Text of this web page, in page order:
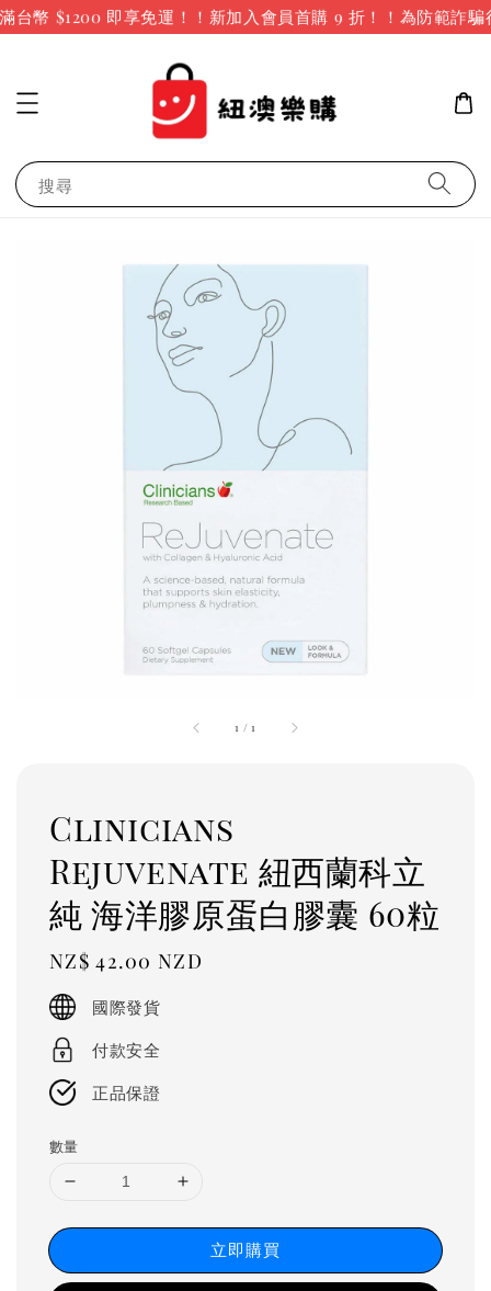
台幣 $1200 即享免運！！新加入會員首購 9 折！！ 為防範詐騙
搜尋
1 /1
Clinicians
Rejuvenate 紐西蘭科立
純 海洋膠原蛋白膠囊 60粒
Regular
price
NZ$ 42.00 NZD
國際發貨
付款安全
正品保證
數量
立即購買